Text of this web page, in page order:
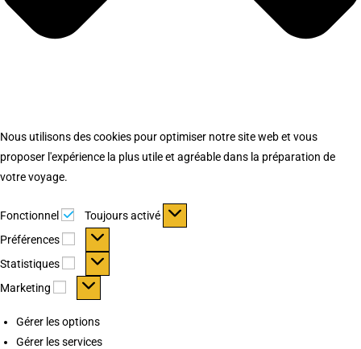
Nous utilisons des cookies pour optimiser notre site web et vous
proposer l'expérience la plus utile et agréable dans la préparation de
votre voyage.
Fonctionnel Fonctionnel
Toujours activé
Préférences
Préférences
Statistiques Statistiques
Marketing Marketing
Gérer les options
Gérer les services